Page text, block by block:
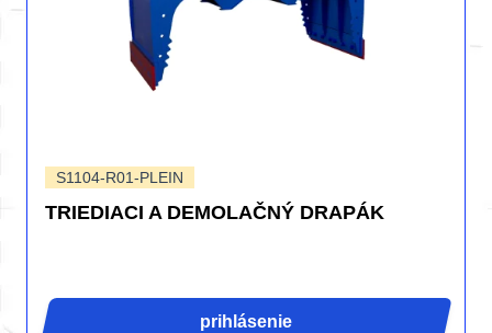
S1104-R01-PLEIN
TRIEDIACI A DEMOLAČNÝ DRAPÁK
prihlásenie